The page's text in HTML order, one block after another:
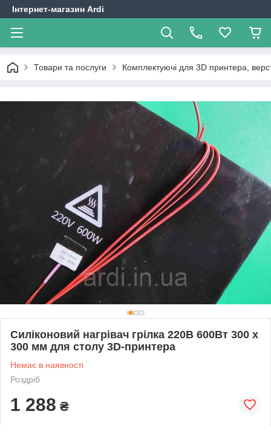
Інтернет-магазин Ardi
Товари та послуги Комплектуючі для 3D принтера,
Силіконовий нагрівач грілка 220В 600Вт 300 х
300 мм для столу 3D-принтера
Немає в наявності
Роздріб
1 288 ₴